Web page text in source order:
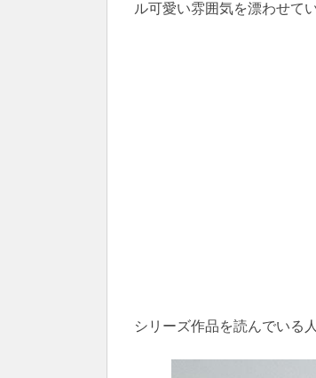
ル可愛い雰囲気を漂わせて
シリーズ作品を読んでいる